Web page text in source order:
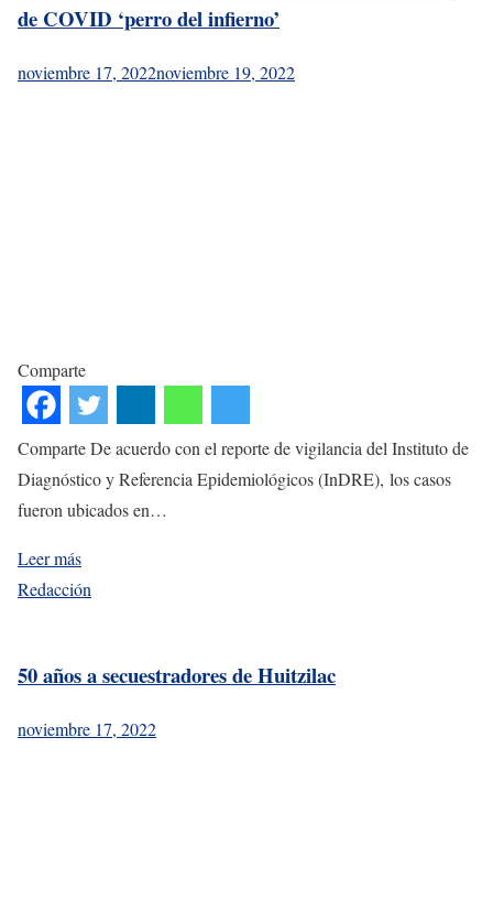
de COVID ‘perro del infierno’
noviembre 17, 2022noviembre 19, 2022
Comparte
Comparte De acuerdo con el reporte de vigilancia del Instituto de
Diagnóstico y Referencia Epidemiológicos (InDRE), los casos
fueron ubicados en…
Leer más
Redacción
50 años a secuestradores de Huitzilac
noviembre 17, 2022